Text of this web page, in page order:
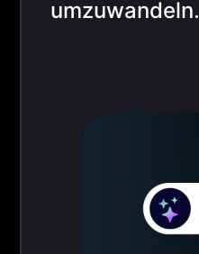
umzuwandeln.